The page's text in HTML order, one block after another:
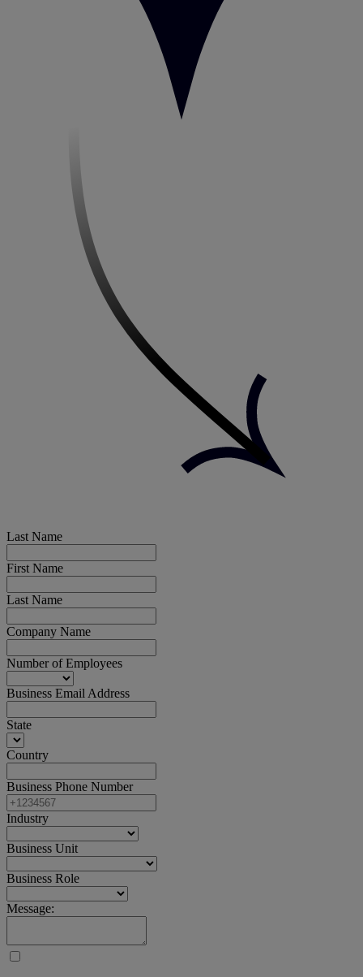
Last Name
First Name
Last Name
Company Name
Number of Employees
Business Email Address
State
Country
Business Phone Number
Industry
Business Unit
Business Role
Message: